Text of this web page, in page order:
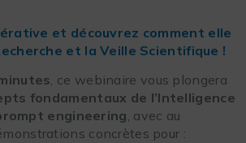
et découvrez comment elle
et la Veille Scientifique !
, ce webinaire vous plongera
fondamentaux de l’Intelligence
engineering, avec au
concrètes pour :